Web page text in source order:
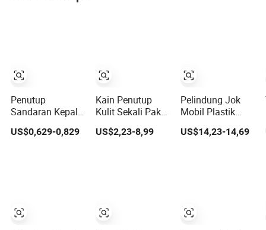
Penutup
Sandaran Kepala
Kereta Api yang
US$0,629-0,829
Kain Penutup
Kulit Sekali Pakai
Musim Dingin
Penutup Kursi
US$2,23-8,99
Pelindung Jok
Mobil Plastik
Universal Film
US$14,23-14,69